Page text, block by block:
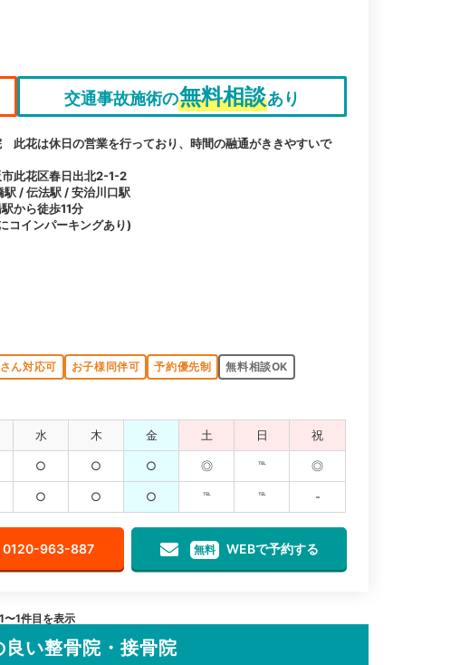
交通事故施術の無料相談あり
此花は休日の営業を行っており、時間の融通がききやすいで
此花区春日出北2-1-2
駅 / 伝法駅 / 安治川口駅
から徒歩11分
コインパーキングあり)
ん対応可 お子様同伴可 予約優先制
無料相談OK
水 木 金 土 日 祝
○ ○ ○ ◎ ℡ ◎
○ ○ ○ ℡ ℡ -
0120-963-887 無料 WEBで予約する
〜1件目を表示
い整骨院・接骨院